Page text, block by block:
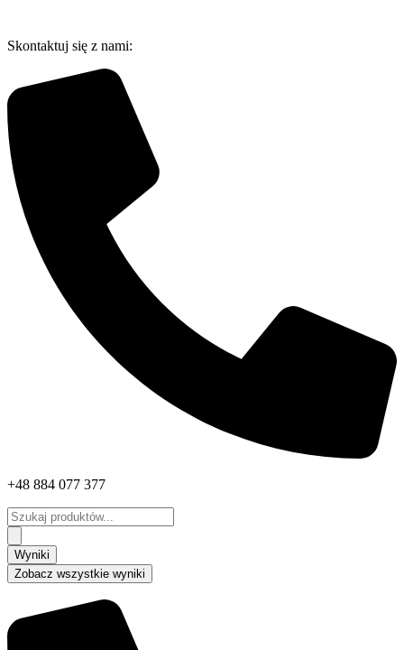
treści
Skontaktuj się z nami:
+48 884 077 377
Search
...
Wyniki
Zobacz wszystkie wyniki